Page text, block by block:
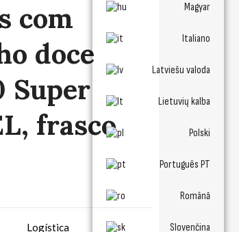
Magyar
Italiano
Latviešu valoda
Lietuvių kalba
Polski
Português PT
Română
Slovenčina
com
doce
Super
frasco
Logística